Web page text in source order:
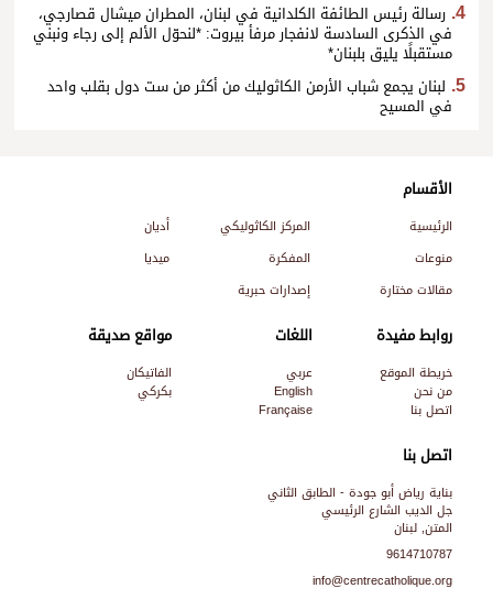
رسالة رئيس الطائفة الكلدانية في لبنان، المطران ميشال قصارجي،
في الذكرى السادسة لانفجار مرفأ بيروت: *لنحوّل الألم إلى رجاء ونبني
مستقبلًا يليق بلبنان*
لبنان يجمع شباب الأرمن الكاثوليك من أكثر من ست دول بقلب واحد
في المسيح
اتصل بنا
بناية رياض أبو جودة - الطابق الثاني
جل الديب الشارع الرئيسي
المتن, لبنان
9614710787
info@centrecatholique.org
الأقسام
الرئيسية المركز الكاثوليكي
أديان
منوعات
المفكرة
ميديا
مقالات مختارة
إصدارات حبرية
روابط مفيدة
خريطة الموقع
من نحن
اتصل بنا
اللغات
عربي
English
Française
مواقع صديقة
الفاتيكان
بكركي